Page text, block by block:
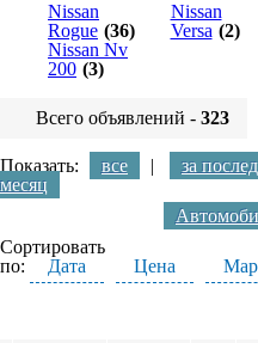
Nissan
Rogue (36)
Nissan
Versa (2)
Nissan Nv
200 (3)
Всего объявлений - 323
Показать: все | за
месяц
Сортировать
по:
Дата Цена